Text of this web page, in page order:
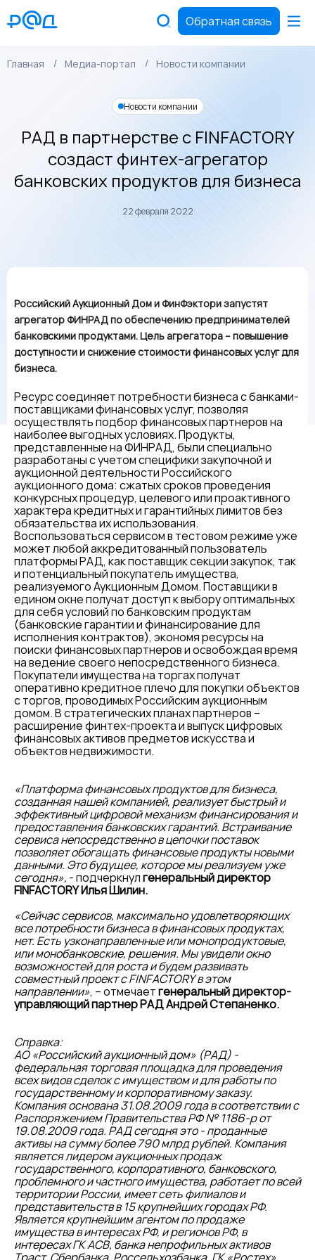
Обратная связь
Главная Медиа-портал Новости компании
Новости компании
РАД в партнерстве с FINFACTORY
создаст финтех-агрегатор
банковских продуктов для бизнеса
22 февраля 2022
Российский Аукционный Дом и ФинФэктори запустят
агрегатор ФИНРАД по обеспечению предпринимателей
банковскими продуктами. Цель агрегатора – повышение
доступности и снижение стоимости финансовых услуг для
бизнеса.
Ресурс соединяет потребности бизнеса с банками-
поставщиками финансовых услуг, позволяя
осуществлять подбор финансовых партнеров на
наиболее выгодных условиях. Продукты,
представленные на ФИНРАД, были специально
разработаны с учетом специфики закупочной и
аукционной деятельности Российского
аукционного дома: сжатых сроков проведения
конкурсных процедур, целевого или проактивного
характера кредитных и гарантийных лимитов без
обязательства их использования.
Воспользоваться сервисом в тестовом режиме уже
может любой аккредитованный пользователь
платформы РАД, как поставщик секции закупок, так
и потенциальный покупатель имущества,
реализуемого Аукционным Домом. Поставщики в
едином окне получат доступ к выбору оптимальных
для себя условий по банковским продуктам
(банковские гарантии и финансирование для
исполнения контрактов), экономя ресурсы на
поиски финансовых партнеров и освобождая время
на ведение своего непосредственного бизнеса.
Покупатели имущества на торгах получат
оперативно кредитное плечо для покупки объектов
с торгов, проводимых Российским аукционным
домом. В стратегических планах партнеров –
расширение финтех-проекта и выпуск цифровых
финансовых активов предметов искусства и
объектов недвижимости.
«Платформа финансовых продуктов для бизнеса,
созданная нашей компанией, реализует быстрый и
эффективный цифровой механизм финансирования и
предоставления банковских гарантий. Встраивание
сервиса непосредственно в цепочки поставок
позволяет обогащать финансовые продукты новыми
данными. Это будущее, которое мы реализуем уже
сегодня», - подчеркнулгенеральный директор
FINFACTORY Илья Шилин.
«Сейчас сервисов, максимально удовлетворяющих
все потребности бизнеса в финансовых продуктах,
нет. Есть узконаправленные или монопродуктовые,
или монобанковские, решения. Мы увидели окно
возможностей для роста и будем развивать
совместный проект с FINFACTORY в этом
направлении», – отмечаетгенеральный директор-
управляющий партнер РАД Андрей Степаненко.
Справка:
АО «Российский аукционный дом» (РАД) -
федеральная торговая площадка для проведения
всех видов сделок с имуществом и для работы по
государственному и корпоративному заказу.
Компания основана 31.08.2009 года в соответствии с
Распоряжением Правительства РФ № 1186-р от
19.08.2009 года. РАД сегодня это - проданные
активы на сумму более 790 млрд рублей. Компания
является лидером аукционных продаж
государственного, корпоративного, банковского,
проблемного и частного имущества, работает по всей
территории России, имеет сеть филиалов и
представительств в 15 крупнейших городах РФ.
Является крупнейшим агентом по продаже
имущества в интересах РФ, и регионов РФ, в
интересах ГК АСВ, банка непрофильных активов